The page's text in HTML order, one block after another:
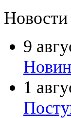
Новости
9
1